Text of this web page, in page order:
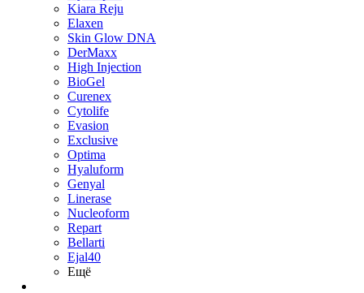
Kiara Reju
Elaxen
Skin Glow DNA
DerMaxx
High Injection
BioGel
Curenex
Cytolife
Evasion
Exclusive
Optima
Hyaluform
Genyal
Linerase
Nucleoform
Repart
Bellarti
Ejal40
Ещё